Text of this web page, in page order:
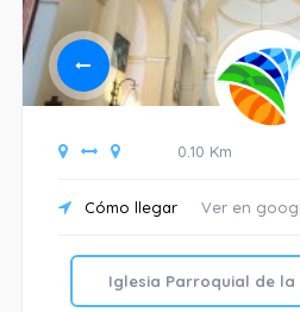
0.10 Km
Cómo llegar Ver en
Iglesia Parroquial de la